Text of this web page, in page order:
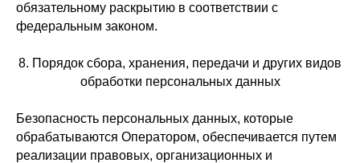
обязательному раскрытию в соответствии с
федеральным законом.
8. Порядок сбора, хранения, передачи и других видов
обработки персональных данных
Безопасность персональных данных, которые
обрабатываются Оператором, обеспечивается путем
реализации правовых, организационных и